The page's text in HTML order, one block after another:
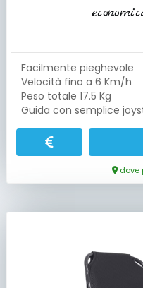
Facilmente pieghevole
Velocità fino a 6 Km/h
Peso totale 17.5 Kg
Guida con semplice
dove